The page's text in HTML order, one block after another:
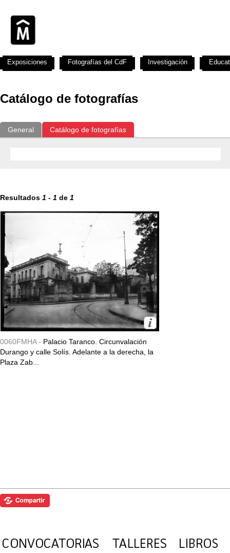
Catálogo de fotografías
General Catálogo de fotografías
Resultados 1 - 1 de 1
0060FMHA - Palacio Taranco. Circunvalación
Durango y calle Solís. Adelante a la derecha, la
Plaza Zab...
Exposiciones Fotografías del CdF Investigación